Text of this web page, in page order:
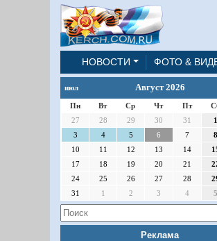
НОВОСТИ ФОТО &
июл Август 2026
Пн Вт Ср Чт Пт
27
28 29 30 31 1
3
4 5 6 7 8
10
11 12 13 14
17
18 19 20 21
24
25 26 27 28
31
1 2 3 4 5
Реклама